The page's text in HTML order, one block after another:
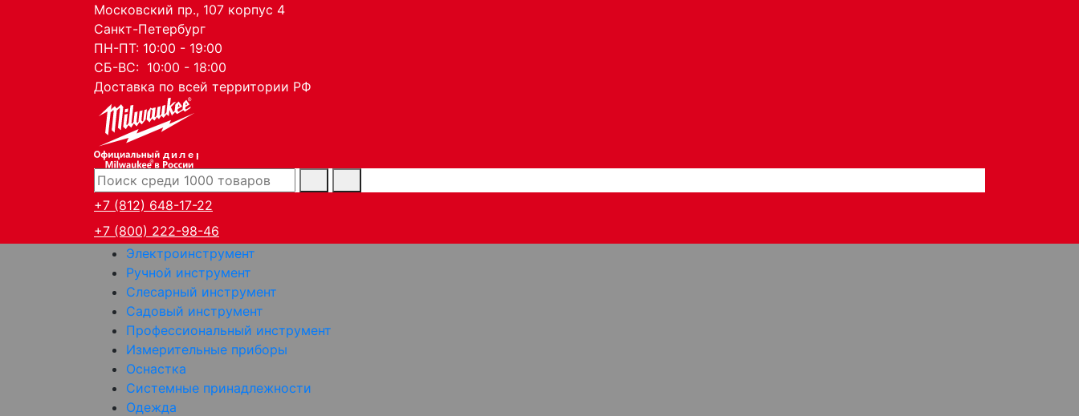
Московский пр., 107 корпус 4
Санкт-Петербург
ПН-ПТ: 10:00 - 19:00
СБ-ВС: 10:00 - 18:00
Доставка по всей территории РФ
дилер
+7 (812) 648-17-22
+7 (800) 222-98-46
Электроинструмент
Ручной инструмент
Слесарный инструмент
Садовый инструмент
Профессиональный инструмент
Измерительные приборы
Оснастка
Системные принадлежности
Одежда